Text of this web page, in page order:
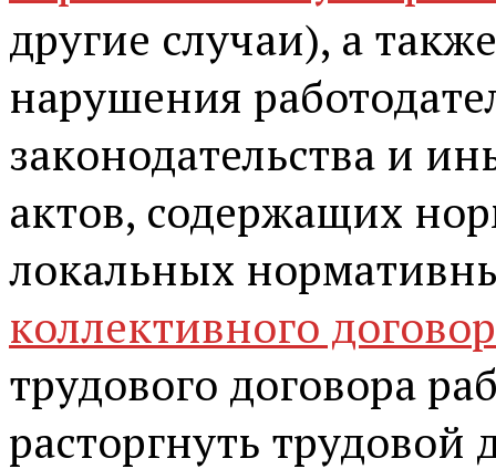
другие случаи), а
нарушения
законодательства и
актов, содержащих
локальных
коллективного
трудового договора
расторгнуть трудовой